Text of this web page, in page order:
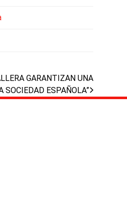
GARANTIZAN UNA
SOCIEDAD ESPAÑOLA”